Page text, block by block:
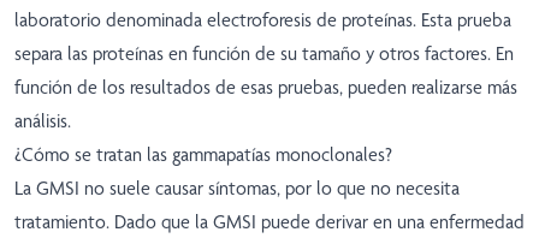
laboratorio denominada electroforesis de proteínas. Esta prueba
separa las proteínas en función de su tamaño y otros factores. En
función de los resultados de esas pruebas, pueden realizarse más
análisis.
¿Cómo se tratan las gammapatías monoclonales?
La GMSI no suele causar síntomas, por lo que no necesita
tratamiento. Dado que la GMSI puede derivar en una enfermedad